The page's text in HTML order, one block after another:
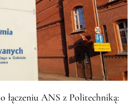
łączeniu ANS z Politechniką: